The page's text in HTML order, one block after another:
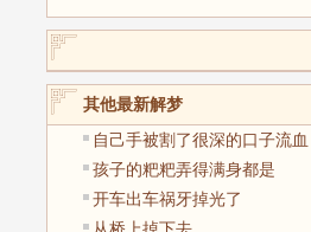
其他最新解梦
自己手被割了很深的口子流血
孩子的粑粑弄得满身都是
开车出车祸牙掉光了